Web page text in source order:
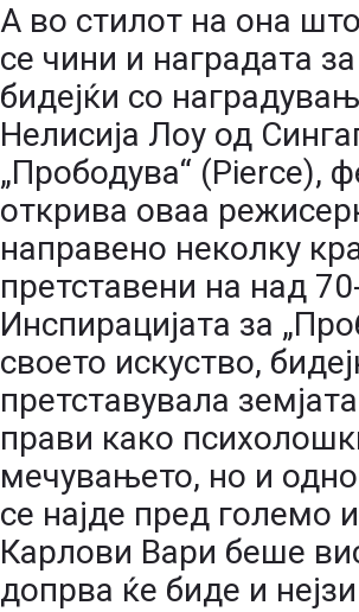
А во стилот на она
се чини и наградата
бидејќи со
Нелисија Лоу од
„Прободува“ (Pierce),
открива оваа
направено неколку
претставени на над
Инспирацијата за
своето искуство,
претставувала
прави како
мечувањето, но и
се најде пред големо
Карлови Вари беше
допрва ќе биде и